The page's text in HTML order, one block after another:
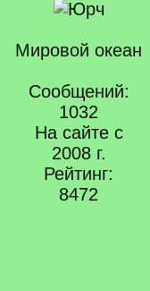
Мировой океан
Сообщений:
1032
На сайте с
2008 г.
Рейтинг:
8472